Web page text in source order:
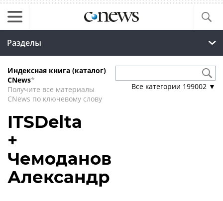
Разделы
Индексная книга (каталог)
CNews*
Получите все материалы
CNews по ключевому слову
Все категории 199002 ▼
ITSDelta
+
Чемоданов
Александр